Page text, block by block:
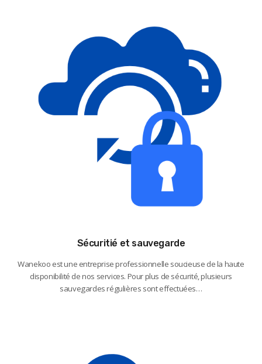
Sécuritié et sauvegarde
Wanekoo est une entreprise professionnelle soucieuse de la haute
disponibilité de nos services. Pour plus de sécurité, plusieurs
sauvegardes régulières sont effectuées…